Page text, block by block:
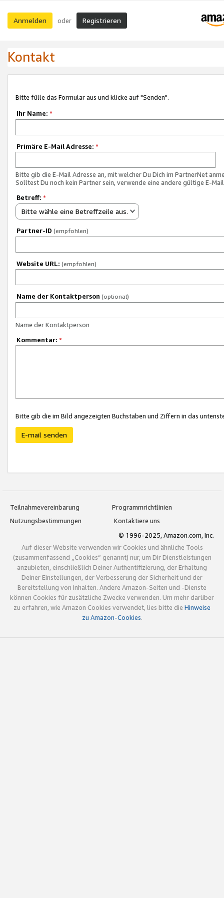
Anmelden oder Registrieren
Kontakt
Bitte fülle das Formular aus und klicke auf "Senden".
Ihr Name: *
Primäre E-Mail Adresse: *
Bitte gib die E-Mail Adresse an, mit welcher Du Dich im PartnerNet
Solltest Du noch kein Partner sein, verwende eine andere gültige E-
Betreff: *
Bitte wähle eine Betreffzeile aus.
Partner-ID (empfohlen)
Website URL: (empfohlen)
Name der Kontaktperson (optional)
Name der Kontaktperson
Kommentar: *
Bitte gib die im Bild angezeigten Buchstaben und Ziffern in das
E-mail senden
Teilnahmevereinbarung
Programmrichtlinien
Nutzungsbestimmungen
Kontaktiere uns
© 1996-2025, Amazon.com, Inc.
Auf dieser Website verwenden wir Cookies und ähnliche Tools
(zusammenfassend „Cookies“ genannt) nur, um Dir Dienstleistungen
anzubieten, einschließlich Deiner Authentifizierung, der Erhaltung
Deiner Einstellungen, der Verbesserung der Sicherheit und der
Bereitstellung von Inhalten. Andere Amazon-Seiten und -Dienste
können Cookies für zusätzliche Zwecke verwenden. Um mehr darüber
zu erfahren, wie Amazon Cookies verwendet, lies bitte die Hinweise
zu Amazon-Cookies.